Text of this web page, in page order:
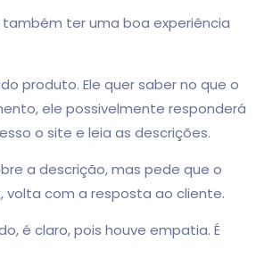
ter uma boa experiência
produto. Ele quer saber no que o
ele possivelmente responderá
o site e leia as descrições.
a descrição, mas pede que o
volta com a resposta ao cliente.
é claro, pois houve empatia. É